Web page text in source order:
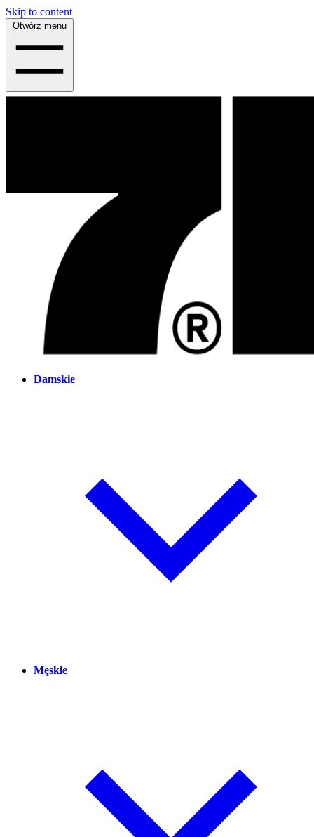
Skip to content
Otwórz menu
Damskie
Męskie